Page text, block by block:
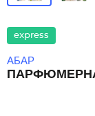
express
АБАР